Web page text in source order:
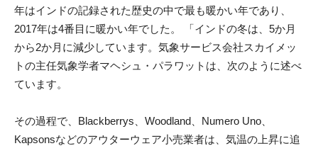
年はインドの記録された歴史の中で最も暖かい年であり、
2017年は4番目に暖かい年でした。 「インドの冬は、5か月
から2か月に減少しています。気象サービス会社スカイメッ
トの主任気象学者マヘシュ・パラワットは、次のように述べ
ています。
その過程で、Blackberrys、Woodland、Numero Uno、
Kapsonsなどのアウターウェア小売業者は、気温の上昇に追